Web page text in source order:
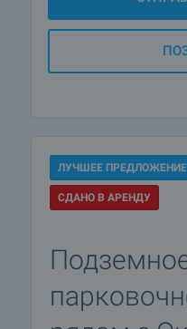
ЛУЧШЕЕ ПРЕДЛОЖЕНИЕ
СДАНО В АРЕНДУ